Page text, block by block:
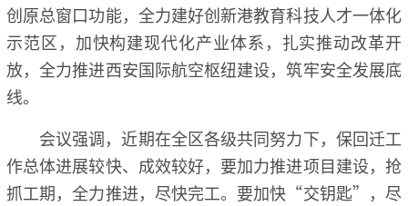
创原总窗口功能，全力建好创新港教育科技人才一体化
示范区，加快构建现代化产业体系，扎实推动改革开
放，全力推进西安国际航空枢纽建设，筑牢安全发展底
线。
会议强调，近期在全区各级共同努力下，保回迁工
作总体进展较快、成效较好，要加力推进项目建设，抢
抓工期，全力推进，尽快完工。要加快“交钥匙”，尽